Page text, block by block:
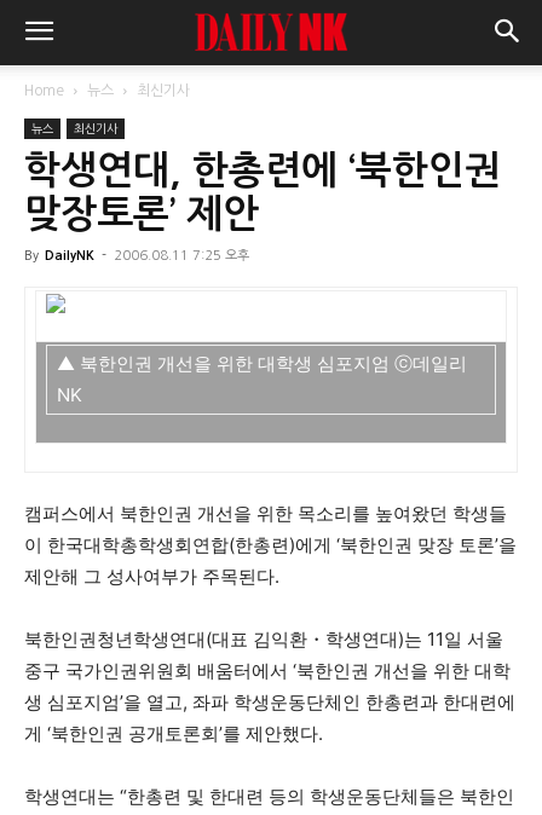
Home 뉴스 최신기사
뉴스 최신기사
학생연대, 한총련에 ‘북한인권
맞장토론’ 제안
By DailyNK - 2006.08.11 7:25 오후
▲ 북한인권 개선을 위한 대학생 심포지엄 ⓒ데일리
NK
캠퍼스에서 북한인권 개선을 위한 목소리를 높여왔던 학생들
이 한국대학총학생회연합(한총련)에게 ‘북한인권 맞장 토론’을
제안해 그 성사여부가 주목된다.
북한인권청년학생연대(대표 김익환・학생연대)는 11일 서울
중구 국가인권위원회 배움터에서 ‘북한인권 개선을 위한 대학
생 심포지엄’을 열고, 좌파 학생운동단체인 한총련과 한대련에
게 ‘북한인권 공개토론회’를 제안했다.
학생연대는 “한총련 및 한대련 등의 학생운동단체들은 북한인